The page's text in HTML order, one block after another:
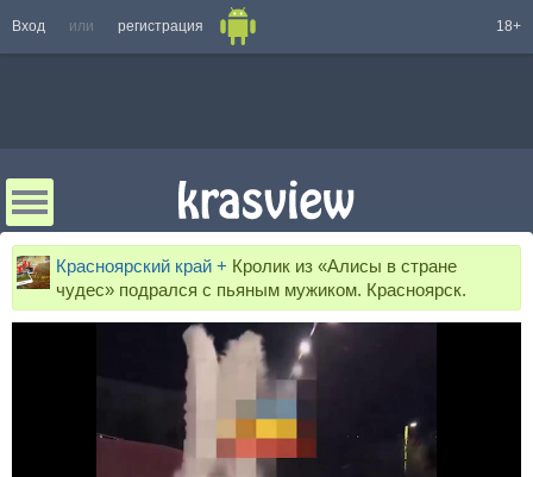
Вход или регистрация 18+
Красноярский край + Кролик из «Алисы в стране
чудес» подрался с пьяным мужиком. Красноярск.